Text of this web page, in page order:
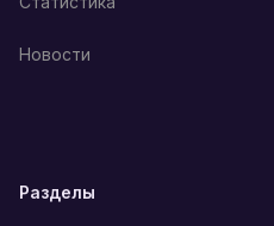
Новости
Разделы